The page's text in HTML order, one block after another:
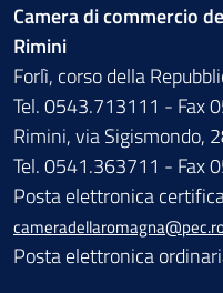
Camera di commercio
Rimini
Forlì, corso della
Tel. 0543.713111 - Fax
Rimini, via Sigismondo,
Tel. 0541.363711 - Fax
Posta elettronica
Posta elettronica